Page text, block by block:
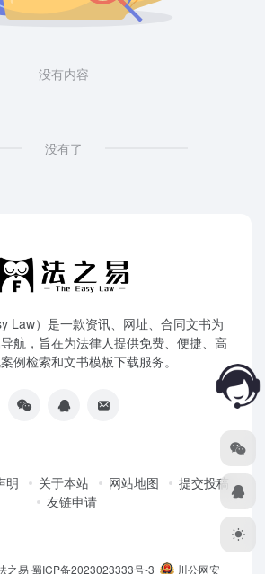
没有内容
没有了
Law）是一款资讯、网址、合同文书为
航，旨在为法律人提供免费、便捷、高
例检索和文书模板下载服务。
明 关于本站 网站地图
提交投稿
友链申请
之易蜀ICP备2023023333号-3 川公网安